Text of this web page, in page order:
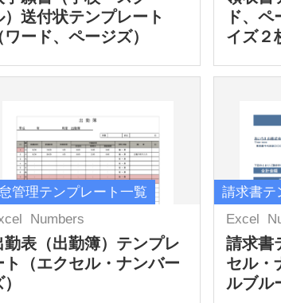
）送付状テンプレート
ワード、ページズ）
ド、
イズ２
管理テンプレート一覧
Numbers
勤表（出勤簿）テンプレ
ト（エクセル・ナンバー
請求書テ
Excel
請求書
セル・
ルブル